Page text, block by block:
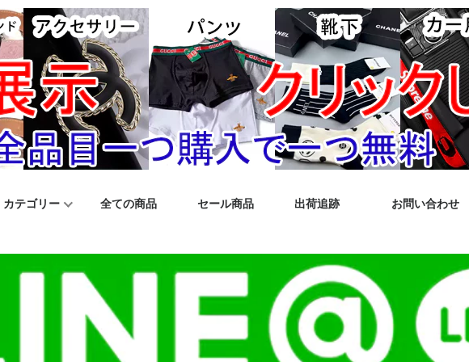
カテゴリー 全ての商品 セール商品 出荷追跡 お問い合わせ